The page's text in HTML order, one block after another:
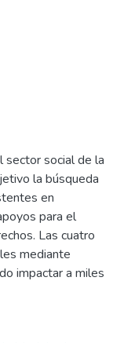
sector social de la
la búsqueda
en
para el
Las cuatro
mediante
impactar a miles